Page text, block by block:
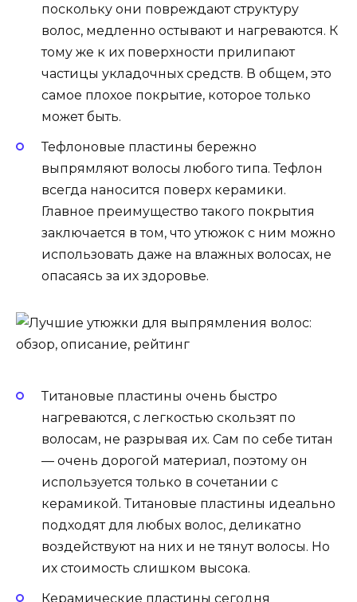
поскольку они повреждают структуру
волос, медленно остывают и нагреваются. К
тому же к их поверхности прилипают
частицы укладочных средств. В общем, это
самое плохое покрытие, которое только
может быть.
Тефлоновые пластины бережно
выпрямляют волосы любого типа. Тефлон
всегда наносится поверх керамики.
Главное преимущество такого покрытия
заключается в том, что утюжок с ним можно
использовать даже на влажных волосах, не
опасаясь за их здоровье.
Титановые пластины очень быстро
нагреваются, с легкостью скользят по
волосам, не разрывая их. Сам по себе титан
— очень дорогой материал, поэтому он
используется только в сочетании с
керамикой. Титановые пластины идеально
подходят для любых волос, деликатно
воздействуют на них и не тянут волосы. Но
их стоимость слишком высока.
Керамические пластины сегодня